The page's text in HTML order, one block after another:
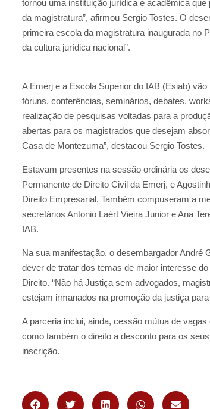
tornou uma instituição jurídica e acadêmica
da magistratura”, afirmou Sergio Tostes. O
primeira escola da magistratura inaugurada no
da cultura jurídica nacional”.
A Emerj e a Escola Superior do IAB (Esiab)
fóruns, conferências, seminários, debates,
realização de pesquisas voltadas para a
abertas para os magistrados que desejam
Casa de Montezuma”, destacou Sergio Tostes.
Estavam presentes na sessão ordinária os
Permanente de Direito Civil da Emerj, e
Direito Empresarial. Também compuseram a
secretários Antonio Laért Vieira Junior e Ana
IAB.
Na sua manifestação, o desembargador André
dever de tratar dos temas de maior interesse
Direito. “Não há Justiça sem advogados,
estejam irmanados na promoção da justiça
A parceria inclui, ainda, cessão mútua de
como também o direito a desconto para os
inscrição.